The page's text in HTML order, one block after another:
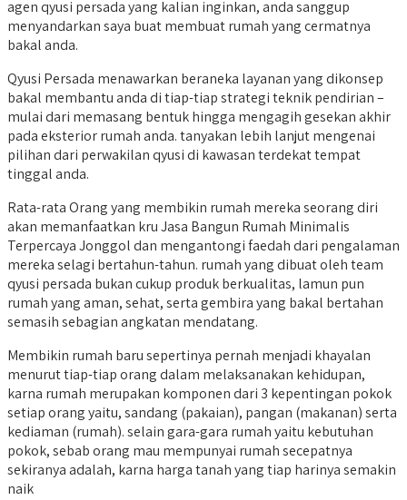
agen qyusi persada yang kalian inginkan, anda sanggup
menyandarkan saya buat membuat rumah yang cermatnya
bakal anda.
Qyusi Persada menawarkan beraneka layanan yang dikonsep
bakal membantu anda di tiap-tiap strategi teknik pendirian –
mulai dari memasang bentuk hingga mengagih gesekan akhir
pada eksterior rumah anda. tanyakan lebih lanjut mengenai
pilihan dari perwakilan qyusi di kawasan terdekat tempat
tinggal anda.
Rata-rata Orang yang membikin rumah mereka seorang diri
akan memanfaatkan kru Jasa Bangun Rumah Minimalis
Terpercaya Jonggol dan mengantongi faedah dari pengalaman
mereka selagi bertahun-tahun. rumah yang dibuat oleh team
qyusi persada bukan cukup produk berkualitas, lamun pun
rumah yang aman, sehat, serta gembira yang bakal bertahan
semasih sebagian angkatan mendatang.
Membikin rumah baru sepertinya pernah menjadi khayalan
menurut tiap-tiap orang dalam melaksanakan kehidupan,
karna rumah merupakan komponen dari 3 kepentingan pokok
setiap orang yaitu, sandang (pakaian), pangan (makanan) serta
kediaman (rumah). selain gara-gara rumah yaitu kebutuhan
pokok, sebab orang mau mempunyai rumah secepatnya
sekiranya adalah, karna harga tanah yang tiap harinya semakin
naik